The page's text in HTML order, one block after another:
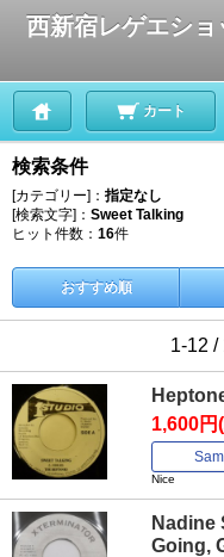
西新宿レゲエシ
カート
検索条件
[カテゴリー]： 指定なし
[検索文字]： Sweet Talking
ヒット件数： 16件
おすすめ順
1-12 /
1,600円
Nice
Nadine
Going,